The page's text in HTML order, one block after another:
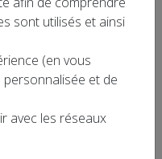
sont utilisés et ainsi
(en vous
et de
avec les réseaux
Où sortir dans la
ASSOCIATIF sur
à 11h30 et
9h30 et 11h30.
en ligne !